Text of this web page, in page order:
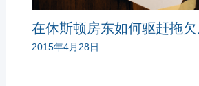
在休斯顿房东如何驱赶拖
2015年4月28日